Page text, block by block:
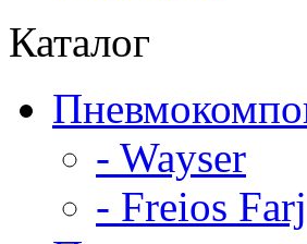
Каталог
- Wayser
- Freios Farj